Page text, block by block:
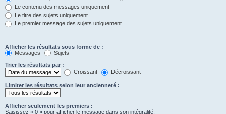
Le contenu des messages uniquement
Le titre des sujets uniquement
Le premier message des sujets uniquement
Afficher les résultats sous forme de :
Messages
Sujets
Trier les résultats par :
Croissant
Décroissant
Limiter les résultats selon leur ancienneté :
Afficher seulement les premiers :
Saisissez « 0 » pour afficher le message dans son intégralité.